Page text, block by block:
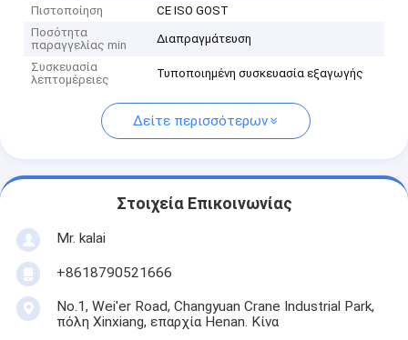
Πιστοποίηση
CE ISO GOST
Ποσότητα
παραγγελίας min
Διαπραγμάτευση
Συσκευασία
λεπτομέρειες
Τυποποιημένη συσκευασία εξαγωγής
Δείτε περισσότερων
Στοιχεία Επικοινωνίας
Mr. kalai
+8618790521666
No.1, Wei'er Road, Changyuan Crane Industrial Park,
πόλη Xinxiang, επαρχία Henan. Κίνα